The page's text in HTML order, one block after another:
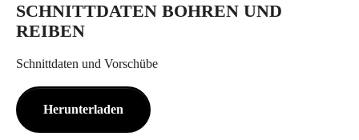
SCHNITTDATEN BOHREN UND
REIBEN
Schnittdaten und Vorschübe
Herunterladen